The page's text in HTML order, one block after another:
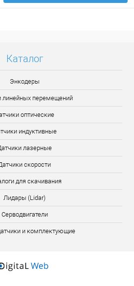
Каталог
Энкодеры
линейных перемещений
оптические
индуктивные
лазерные
скорости
для скачивания
Лидары (Lidar)
Серводвигатели
и комплектующие